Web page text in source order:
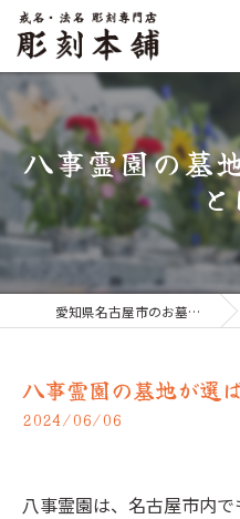
八事霊園の墓
愛知県名古屋市のお墓なら彫刻本舗
八事霊園の墓地が選
2024/06/06
八事霊園は、名古屋市内